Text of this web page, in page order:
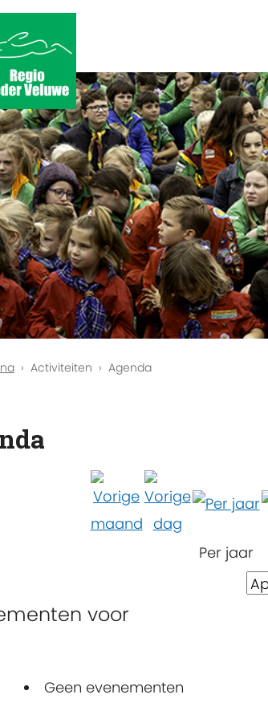
Activiteiten Agenda
Per jaar
voor
Geen evenementen